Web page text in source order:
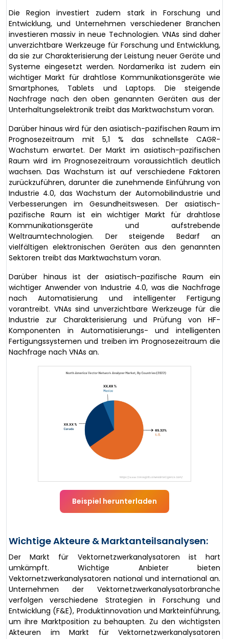
Die Region investiert zudem stark in Forschung und
Entwicklung, und Unternehmen verschiedener Branchen
investieren massiv in neue Technologien. VNAs sind daher
unverzichtbare Werkzeuge für Forschung und Entwicklung,
da sie zur Charakterisierung der Leistung neuer Geräte und
Systeme eingesetzt werden. Nordamerika ist zudem ein
wichtiger Markt für drahtlose Kommunikationsgeräte wie
Smartphones, Tablets und Laptops. Die steigende
Nachfrage nach den oben genannten Geräten aus der
Unterhaltungselektronik treibt das Marktwachstum voran.
Darüber hinaus wird für den asiatisch-pazifischen Raum im
Prognosezeitraum mit 5,1 % das schnellste CAGR-
Wachstum erwartet. Der Markt im asiatisch-pazifischen
Raum wird im Prognosezeitraum voraussichtlich deutlich
wachsen. Das Wachstum ist auf verschiedene Faktoren
zurückzuführen, darunter die zunehmende Einführung von
Industrie 4.0, das Wachstum der Automobilindustrie und
Verbesserungen im Gesundheitswesen. Der asiatisch-
pazifische Raum ist ein wichtiger Markt für drahtlose
Kommunikationsgeräte und aufstrebende
Weltraumtechnologien. Der steigende Bedarf an
vielfältigen elektronischen Geräten aus den genannten
Sektoren treibt das Marktwachstum voran.
Darüber hinaus ist der asiatisch-pazifische Raum ein
wichtiger Anwender von Industrie 4.0, was die Nachfrage
nach Automatisierung und intelligenter Fertigung
vorantreibt. VNAs sind unverzichtbare Werkzeuge für die
Industrie zur Charakterisierung und Prüfung von HF-
Komponenten in Automatisierungs- und intelligenten
Fertigungssystemen und treiben im Prognosezeitraum die
Nachfrage nach VNAs an.
Beispiel herunterladen
Wichtige Akteure & Marktanteilsanalysen:
Der Markt für Vektornetzwerkanalysatoren ist hart
umkämpft. Wichtige Anbieter bieten
Vektornetzwerkanalysatoren national und international an.
Unternehmen der Vektornetzwerkanalysatorbranche
verfolgen verschiedene Strategien in Forschung und
Entwicklung (F&E), Produktinnovation und Markteinführung,
um ihre Marktposition zu behaupten. Zu den wichtigsten
Akteuren im Markt für Vektornetzwerkanalysatoren